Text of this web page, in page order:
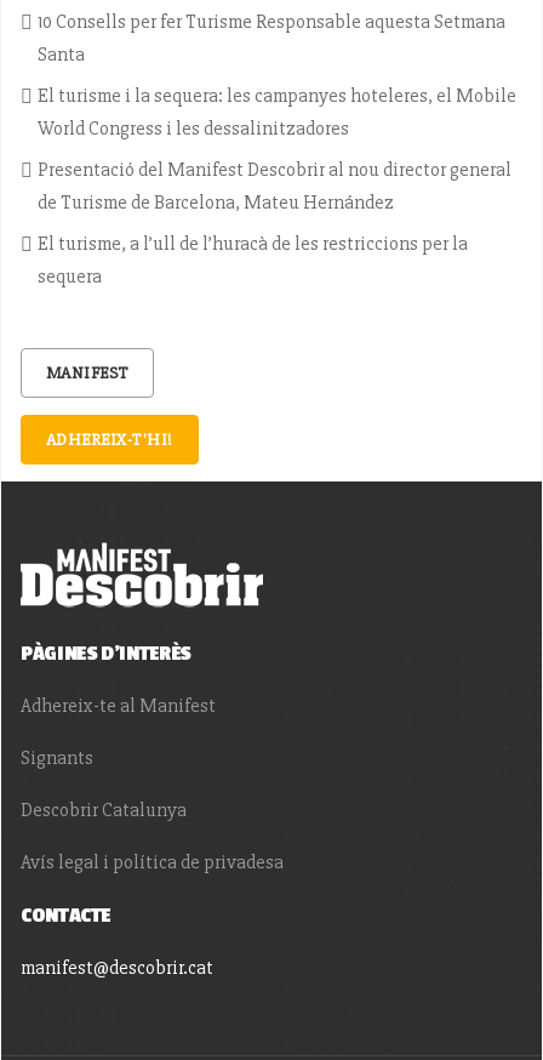
10 Consells per fer Turisme Responsable aquesta Setmana
Santa
El turisme i la sequera: les campanyes hoteleres, el Mobile
World Congress i les dessalinitzadores
Presentació del Manifest Descobrir al nou director general
de Turisme de Barcelona, Mateu Hernández
El turisme, a l’ull de l’huracà de les restriccions per la
sequera
MANIFEST
ADHEREIX-T'HI!
PÀGINES D'INTERÈS
Adhereix-te al Manifest
Signants
Descobrir Catalunya
Avís legal i política de privadesa
CONTACTE
manifest@descobrir.cat